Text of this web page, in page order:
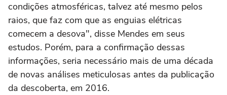
condições atmosféricas, talvez até mesmo pelos
raios, que faz com que as enguias elétricas
comecem a desova", disse Mendes em seus
estudos. Porém, para a confirmação dessas
informações, seria necessário mais de uma década
de novas análises meticulosas antes da publicação
da descoberta, em 2016.